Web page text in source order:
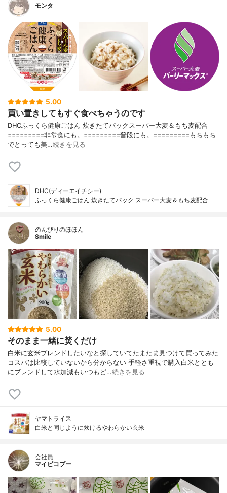
モンタ
5.00
買い置きしてもすぐ食べちゃうのです
DHCふっくら健康ごはん 炊きたてパックスーパー大麦＆もち麦配合
=========非常食にも。=========普段にも。=========もちもち
でとっても美…続きを見る
DHC(ディーエイチシー)
ふっくら健康ごはん 炊きたてパック スーパー大麦＆もち麦配合
のんびりのほほん
Smile
5.00
そのまま一緒に焚くだけ
白米に玄米ブレンドしたいなと探していてたまたま見つけて買ってみた
コスパは比較していないから分からない 手軽さ重視で購入白米ととも
にブレンドして水加減もいつもど…続きを見る
ヤマトライス
白米と同じように炊けるやわらかい玄米
会社員
マイピコブー